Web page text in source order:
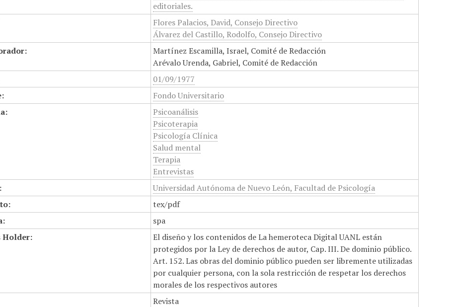
editoriales.
Flores Palacios, David, Consejo Directivo
Álvarez del Castillo, Rodolfo, Consejo Directivo
Martínez Escamilla, Israel, Comité de Redacción
Arévalo Urenda, Gabriel, Comité de Redacción
01/09/1977
Fondo Universitario
Psicoanálisis
Psicoterapia
Psicología Clínica
Salud mental
Terapia
Entrevistas
Universidad Autónoma de Nuevo León, Facultad de Psicología
tex/pdf
spa
Holder:
El diseño y los contenidos de La hemeroteca Digital UANL están
protegidos por la Ley de derechos de autor, Cap. III. De dominio público.
Art. 152. Las obras del dominio público pueden ser libremente utilizadas
por cualquier persona, con la sola restricción de respetar los derechos
morales de los respectivos autores
Revista